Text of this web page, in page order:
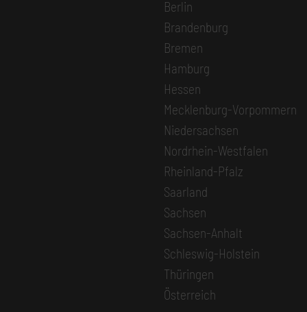
Berlin
Brandenburg
Bremen
Hamburg
Hessen
Mecklenburg-Vorpommern
Niedersachsen
Nordrhein-Westfalen
Rheinland-Pfalz
Saarland
Sachsen
Sachsen-Anhalt
Schleswig-Holstein
Thüringen
Österreich